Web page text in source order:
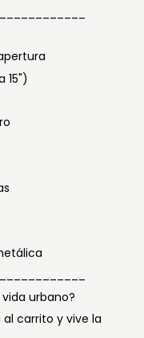
15")
urbano?
al carrito y vive la